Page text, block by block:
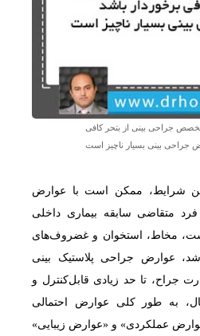
جراحی بینی از بتحر کافی
جراحی بینی بسیار ناچیز است
شرایط، ممکن است با عوارض
فرد متقاضی سابقه بیماری داخلی
مخاط، استخوان و غضروف‌های
عوارض جراحی پلاستیک بینی
جراح، تا حد زیادی قابل‌کنترل و
به طور کلی عوارض احتمالی
عملکردی» و «عوارض زیبایی»